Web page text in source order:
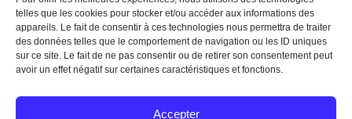
telles que les cookies pour stocker et/ou accéder aux informations des
appareils. Le fait de consentir à ces technologies nous permettra de traiter
des données telles que le comportement de navigation ou les ID uniques
sur ce site. Le fait de ne pas consentir ou de retirer son consentement peut
avoir un effet négatif sur certaines caractéristiques et fonctions.
Accepter
Contact
06 29 56 64 44
contact[@]jb-conseils.fr
Caen - Normandie - France